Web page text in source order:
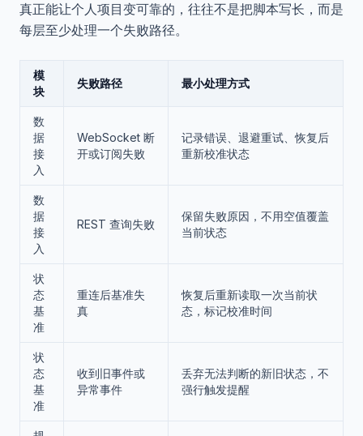
真正能让个人项目变可靠的，往往不是把脚本写长，而是
每层至少处理一个失败路径。
模
块
失败路径 最小处理方式
数
据
接
入
WebSocket 断
开或订阅失败
记录错误、退避重试、恢复后
重新校准状态
数
据
接
入
REST 查询失败
保留失败原因，不用空值覆盖
当前状态
状
态
基
准
重连后基准失
真
恢复后重新读取一次当前状
态，标记校准时间
状
态
基
准
收到旧事件或
异常事件
丢弃无法判断的新旧状态，不
强行触发提醒